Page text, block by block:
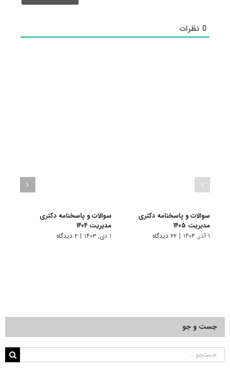
0نظرات
سوالات و پاسخنامه دکتری
مدیریت ۱۴۰۵
۱ آذر, ۱۴۰۴ | ۲۲ دیدگاه
سوالات و پاسخنامه دکتری
مدیریت ۱۴۰۴
۱ دی, ۱۴۰۳ | ۲ دیدگاه
جست و جو
جستجو